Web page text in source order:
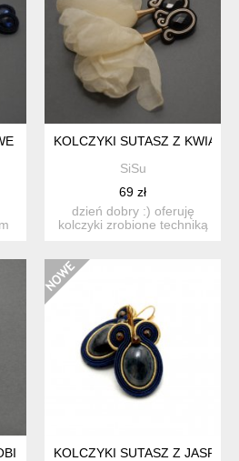
KOLCZYKI SUTASZ Z PIÓRAMI
KOLCZYKI SUTASZ Z
SiSu
69 zł
dzień dobry :) oferuję
kolczyki zrobione techniką
KOLCZYKI SUTASZ Z